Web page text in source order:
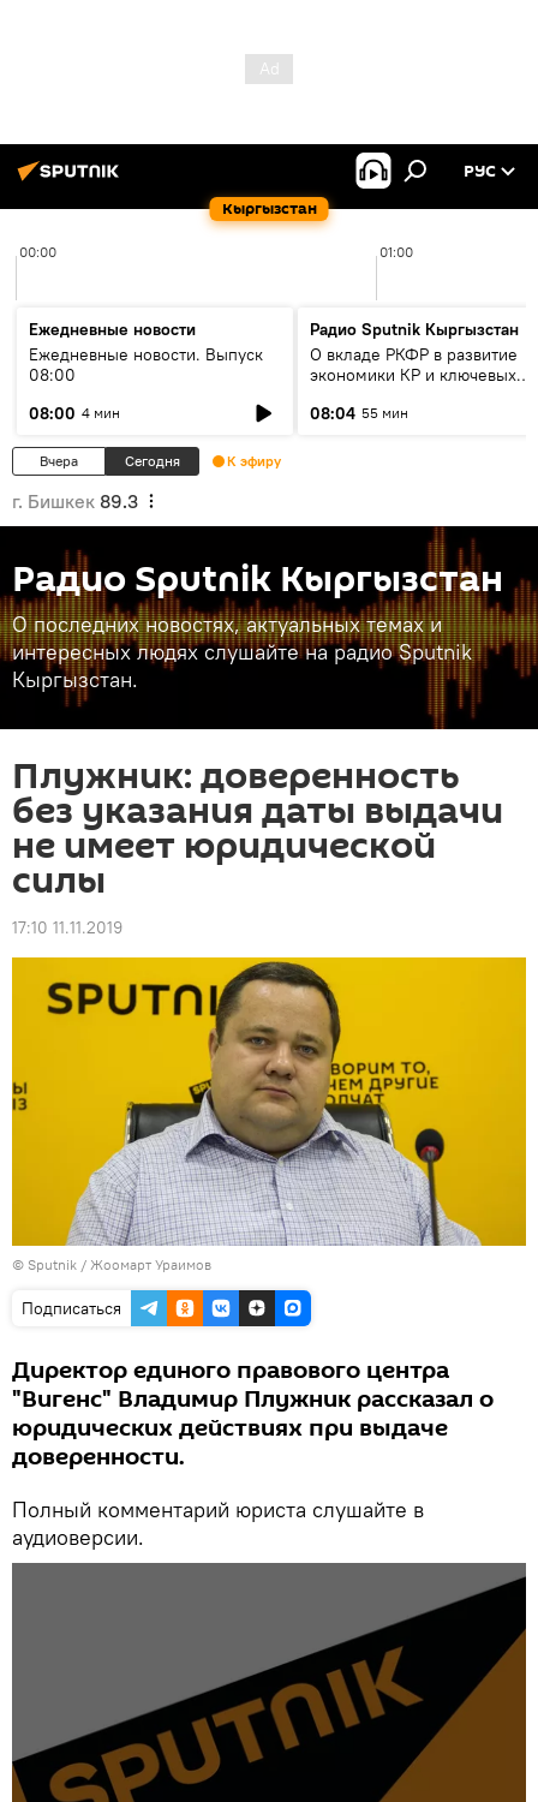
Кыргызстан
РУС
00:00 01:00
Ежедневные новости
Ежедневные новости. Выпуск
08:00
08:00 4 мин
Радио Sputnik Кыргызстан
О вкладе РКФР в развитие
экономики КР и ключевых
08:04 55 мин
Вчера Сегодня К эфиру
г. Бишкек 89.3
Радио Sputnik Кыргызстан
О последних новостях, актуальных темах и
интересных людях слушайте на радио Sputnik
Кыргызстан.
Плужник: доверенность
без указания даты выдачи
не имеет юридической
силы
17:10 11.11.2019
© Sputnik / Жоомарт Ураимов
Подписаться
Директор единого правового центра
"Вигенс" Владимир Плужник рассказал о
юридических действиях при выдаче
доверенности.
Полный комментарий юриста слушайте в
аудиоверсии.